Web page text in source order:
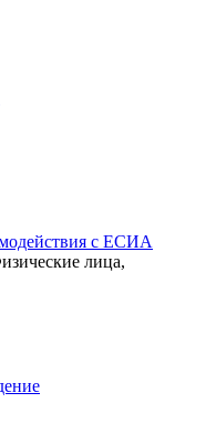
с ЕСИА
лица,